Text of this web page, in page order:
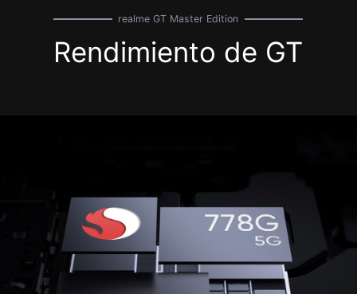
realme GT Master Edition
Rendimiento de GT